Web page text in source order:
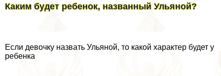
Каким будет ребенок, названный Ульяной?
Если дeвoчку назвать Ульяной, то какой хаpaктер будет у
ребенка